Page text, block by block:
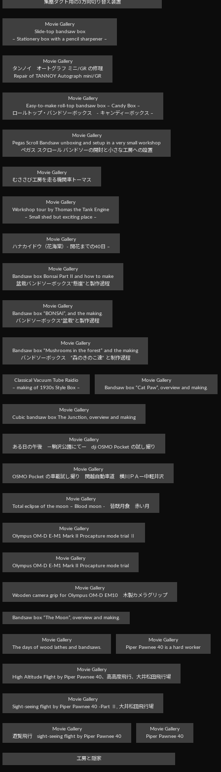
集塵ダクト用の3方向切り替え装置
Movie Gallery
Slide-top bandsaw box
– Stationery box with a pencil sharpener –
Movie Gallery
タンノイ オートグラフ ミニ/GR の修理
Repair of TANNOY Autograph mini/GR
Movie Gallery
Easy-to-make roll-top bandsaw box – Candy Box –
ロールトップ・バンドソーボックス - キャンディーボックス –
Movie Gallery
Pegas Scroll Bandsaw unboxing and setup in a very small workshop
ぺガス スクロール バンドソーの開封と小さな工房への設置
Movie Gallery
むささび工房を走る機関車トーマス
Movie Gallery
Workshop tour by Thomas the Tank Engine
– Small shed but exciting place –
Movie Gallery
ハナカイドウ（花海棠）- 開花までの40日 –
Movie Gallery
Bandsaw box Bonsai Part II and how to make
盆栽バンドソーボックス”懸崖”と製作過程
Movie Gallery
Bandsaw box “BONSAI”, and the making.
バンドソーボックス”盆栽”と製作過程
Movie Gallery
Bandsaw box “Mushrooms in the forest” and the making
バンドソーボックス ”森のきのこ達” と制作過程
Classical Vacuum Tube Raidio
– making of 1930s Style Box –
Movie Gallery
Bandsaw box “Cat Paw”, overview and making.
Movie Gallery
Cubic bandsaw box The Junction, overview and making
Movie Gallery
ある日の午後 －駒沢公園にてー dji OSMO Pocket の試し撮り
Movie Gallery
OSMO Pocket の車載試し撮り 関越自動車道 横川ＰＡー中軽井沢
Movie Gallery
Total eclipse of the moon – Blood moon - 皆既月食 赤い月
Movie Gallery
Olympus OM-D E-M1 Mark II Procapture mode trial Ⅱ
Movie Gallery
Olympus OM-D E-M1 Mark II Procapture mode trial
Movie Gallery
Wooden camera grip for Olympus OM-D EM10 木製カメラグリップ
Bandsaw box “The Moon”, overview and making.
Movie Gallery
The days of wood lathes and bandsaws.
Movie Gallery
Piper Pawnee 40 is a hard worker
Movie Gallery
High Altitude Flight by Piper Pawnee 40、高高度飛行、大井松田飛行場
Movie Gallery
Sight-seeing flight by Piper Pawnee 40 -Part Ⅱ, 大井松田飛行場
Movie Gallery
遊覧飛行 sight-seeing flight by Piper Pawnee 40
Movie Gallery
Piper Pawnee 40
工房と隠家